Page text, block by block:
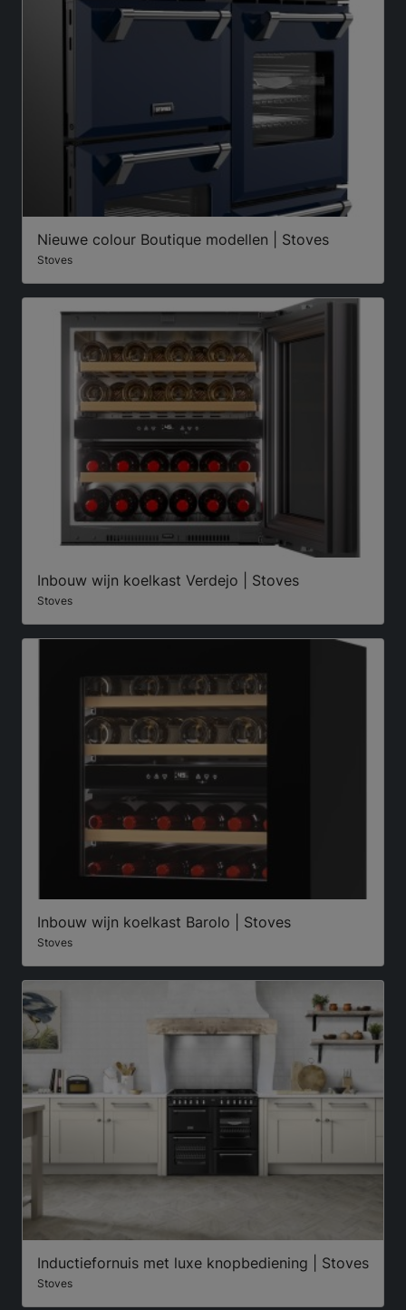
Nieuwe colour Boutique modellen | Stoves
Stoves
Inbouw wijn koelkast Verdejo | Stoves
Stoves
Inbouw wijn koelkast Barolo | Stoves
Stoves
Inductiefornuis met luxe knopbediening | Stoves
Stoves